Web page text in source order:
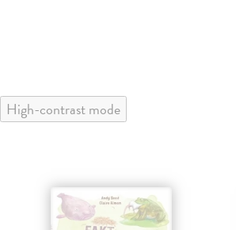
High-contrast mode